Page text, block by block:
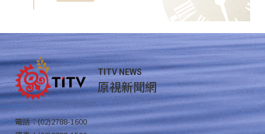
TITV NEWS
原視新聞網
電話：(02)2788-1600